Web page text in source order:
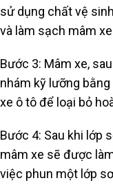
sử dụng chất vệ
và làm sạch mâm
Bước 3: Mâm xe,
nhám kỹ lưỡng
xe ô tô để loại bỏ
Bước 4: Sau khi lớp
mâm xe sẽ được
việc phun một lớp